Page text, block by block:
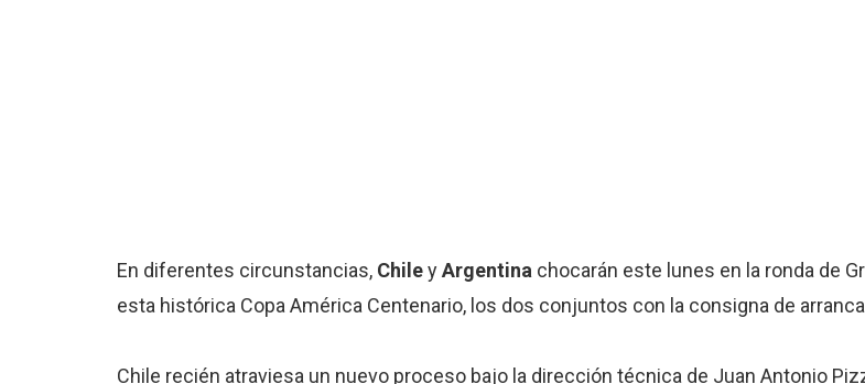
En diferentes circunstancias,ChileyArgentinachocarán este lunes en la ronda de
esta histórica Copa América Centenario, los dos conjuntos con la consigna de
Chile recién atraviesa un nuevo proceso bajo la dirección técnica de Juan Antonio